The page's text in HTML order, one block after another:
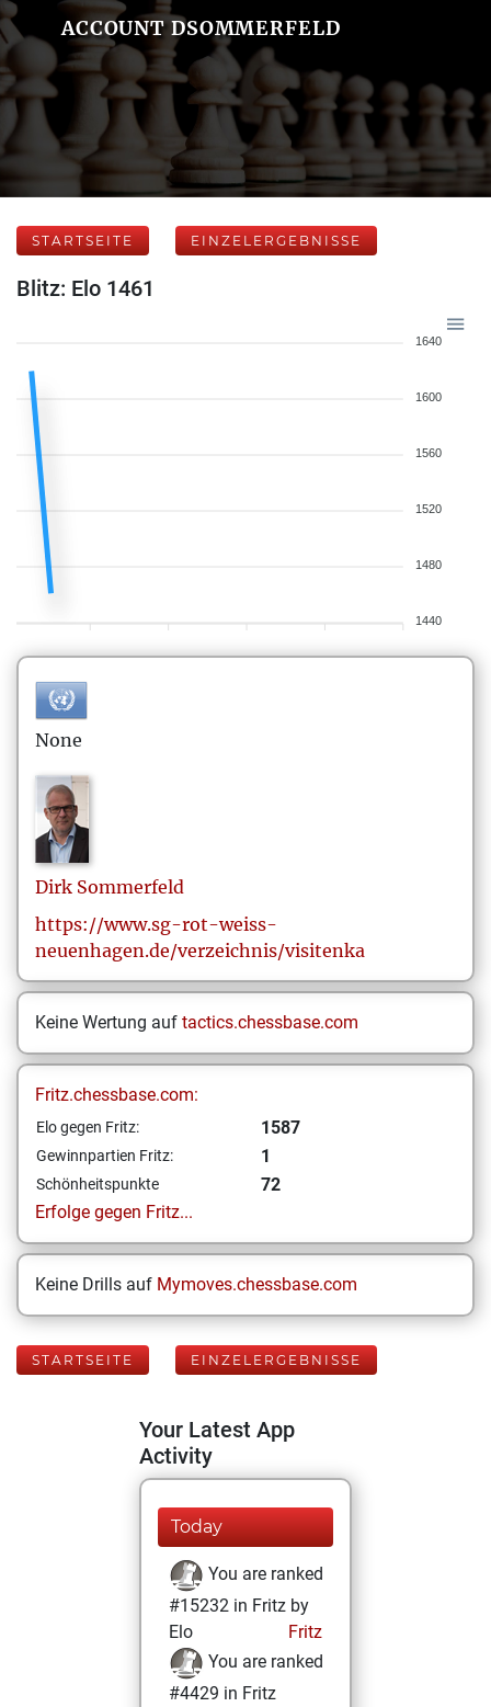
ACCOUNT DSOMMERFELD
STARTSEITE EINZELERGEBNISSE
Blitz: Elo 1461
1640
1600
1560
1520
1480
1440
None
Dirk Sommerfeld
https://www.sg-rot-weiss-
neuenhagen.de/verzeichnis/visitenka
Keine Wertung auf tactics.chessbase.com
Fritz.chessbase.com:
Elo gegen Fritz: 1587
Gewinnpartien Fritz: 1
Schönheitspunkte
72
Erfolge gegen Fritz...
Keine Drills auf Mymoves.chessbase.com
STARTSEITE EINZELERGEBNISSE
Your Latest App
Activity
Today
You are ranked
#15232 in Fritz by
Elo
Fritz
You are ranked
#4429 in Fritz